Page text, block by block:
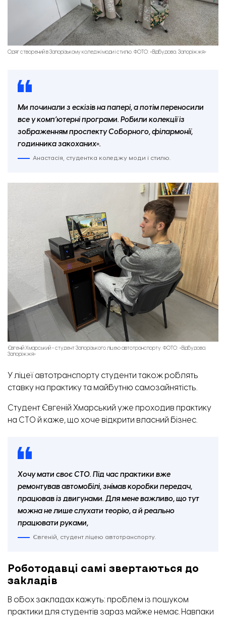
Ірина Семеніхіна, заступниця директора з методичної роботи. ФОТО: «Відбудова.
Одяг створений в Запорізькому коледжі моди і стилю. ФОТО: «Відбудова. Запоріжжя»
Ми починали з ескізів на папері, а потім переносили
все у комп’ютерні програми. Робили колекції із
зображенням проспекту Соборного, філармонії,
годинника закоханих».
Анастасія, студентка коледжу моди і стилю.
Євгеній Хмарський - студент Запорізького ліцею автотранспорту. ФОТО: «Відбудова.
Запоріжжя»
У ліцеї автотранспорту студенти також роблять
ставку на практику та майбутню самозайнятість.
Студент Євгеній Хмарський уже проходив практику
на СТО й каже, що хоче відкрити власний бізнес.
Хочу мати своє СТО. Під час практики вже
ремонтував автомобілі, знімав коробки передач,
працював із двигунами. Для мене важливо, що тут
можна не лише слухати теорію, а й реально
працювати руками,
Євгеній, студент ліцею автотранспорту.
Роботодавці самі звертаються до
закладів
В обох закладах кажуть: проблем із пошуком
практики для студентів зараз майже немає. Навпаки